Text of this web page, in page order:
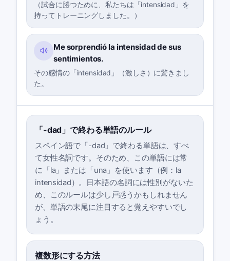
（試合に勝つために、私たちは「intensidad」を
持ってトレーニングしました。）
Me sorprendió la intensidad de sus
sentimientos.
その感情の「intensidad」（激しさ）に驚きまし
た。
「-dad」で終わる単語のルール
スペイン語で「-dad」で終わる単語は、すべ
て女性名詞です。そのため、この単語には常
に「la」または「una」を使います（例：la
intensidad）。日本語の名詞には性別がないた
め、このルールは少し戸惑うかもしれません
が、単語の末尾に注目すると覚えやすいでし
ょう。
複数形にする方法